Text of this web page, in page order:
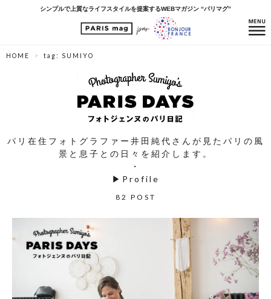
シンプルで上質なライフスタイルを提案するWEBマガジン “パリマグ”
HOME tag: SUMIYO
パリ在住フォトグラファー井田純代さんが見たパリの風
景と息子との日々を紹介します。
・
▶ Profile
82 POST